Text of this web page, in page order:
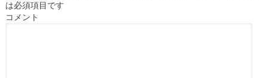
は必須項目です
コメント